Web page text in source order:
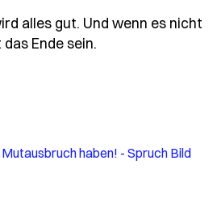
alles gut. Und wenn es nicht
Ende sein.